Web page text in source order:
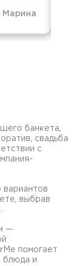
Марина
банкета,
свадьба
с
вариантов
выбрав
—
помогает
блюда и